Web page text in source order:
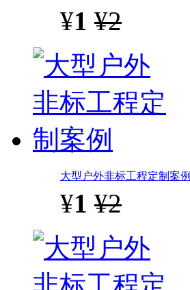
¥1 ¥2
大型户外非标工程定制案例
¥1 ¥2